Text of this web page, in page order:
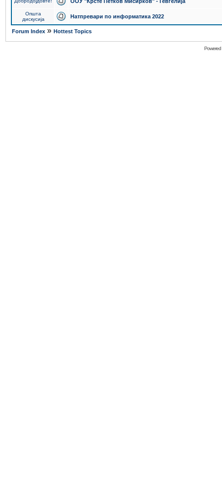
Општа
дискусија
Натпревари по информатика 2022
Forum Index » Hottest Topics